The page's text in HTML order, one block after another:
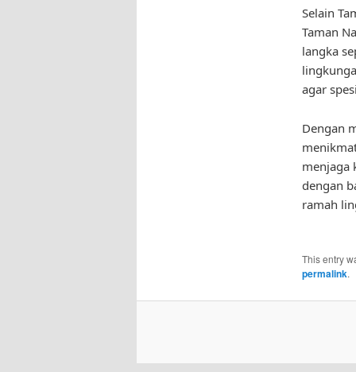
Selain
Taman
langka
agar
Dengan
menjaga
dengan
ramah
This entry
permalink.